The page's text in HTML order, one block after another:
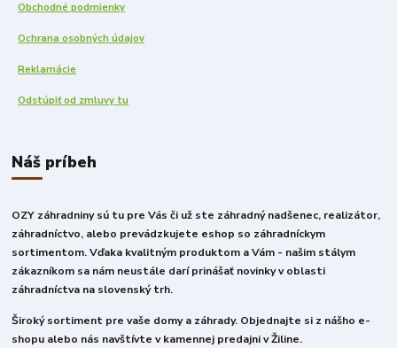
Obchodné podmienky
Ochrana osobných údajov
Reklamácie
Odstúpiť od zmluvy tu
Náš príbeh
OZY záhradniny sú tu pre Vás či už ste záhradný nadšenec, realizátor,
záhradníctvo, alebo prevádzkujete eshop so záhradníckym
sortimentom. Vďaka kvalitným produktom a Vám - našim stálym
zákazníkom sa nám neustále darí prinášať novinky v oblasti
záhradníctva na slovenský trh.
Široký sortiment pre vaše domy a záhrady. Objednajte si z nášho e-
shopu alebo nás navštívte v kamennej predajni v Žiline.